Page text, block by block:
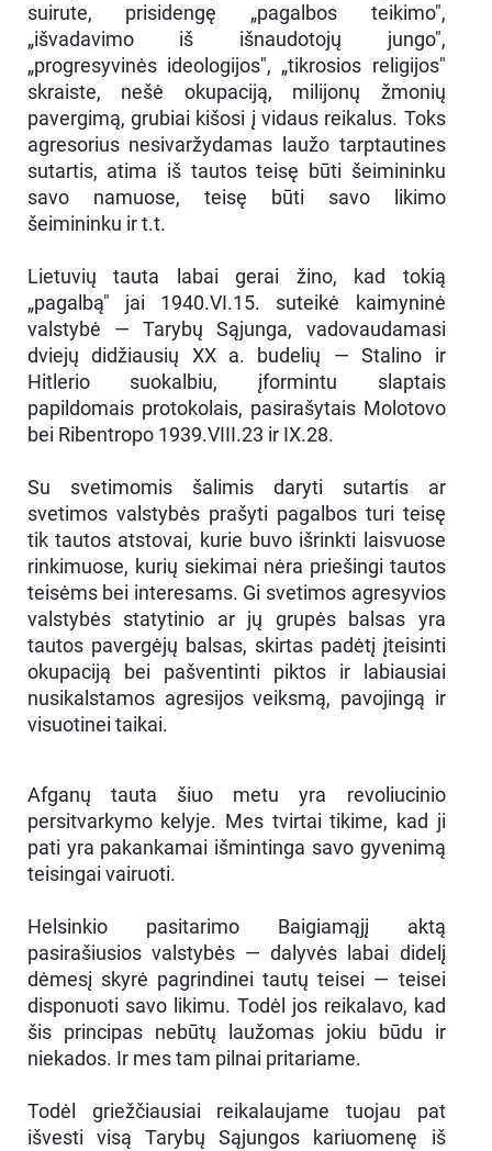
suirute, prisidengę „pagalbos teikimo",
„išvadavimo iš išnaudotojų jungo",
„progresyvinės ideologijos", „tikrosios religijos"
skraiste, nešė okupaciją, milijonų žmonių
pavergimą, grubiai kišosi į vidaus reikalus. Toks
agresorius nesivaržydamas laužo tarptautines
sutartis, atima iš tautos teisę būti šeimininku
savo namuose, teisę būti savo likimo
šeimininku ir t.t.
Lietuvių tauta labai gerai žino, kad tokią
„pagalbą" jai 1940.VI.15. suteikė kaimyninė
valstybė — Tarybų Sąjunga, vadovaudamasi
dviejų didžiausių XX a. budelių — Stalino ir
Hitlerio suokalbiu, įformintu slaptais
papildomais protokolais, pasirašytais Molotovo
bei Ribentropo 1939.VIII.23 ir IX.28.
Su svetimomis šalimis daryti sutartis ar
svetimos valstybės prašyti pagalbos turi teisę
tik tautos atstovai, kurie buvo išrinkti laisvuose
rinkimuose, kurių siekimai nėra priešingi tautos
teisėms bei interesams. Gi svetimos agresyvios
valstybės statytinio ar jų grupės balsas yra
tautos pavergėjų balsas, skirtas padėtį įteisinti
okupaciją bei pašventinti piktos ir labiausiai
nusikalstamos agresijos veiksmą, pavojingą ir
visuotinei taikai.
Afganų tauta šiuo metu yra revoliucinio
persitvarkymo kelyje. Mes tvirtai tikime, kad ji
pati yra pakankamai išmintinga savo gyvenimą
teisingai vairuoti.
Helsinkio pasitarimo Baigiamąjį aktą
pasirašiusios valstybės — dalyvės labai didelį
dėmesį skyrė pagrindinei tautų teisei — teisei
disponuoti savo likimu. Todėl jos reikalavo, kad
šis principas nebūtų laužomas jokiu būdu ir
niekados. Ir mes tam pilnai pritariame.
Todėl griežčiausiai reikalaujame tuojau pat
išvesti visą Tarybų Sąjungos kariuomenę iš